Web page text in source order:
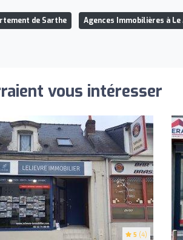
de Sarthe Agences Immobilières à Le
vous intéresser
5 (4)